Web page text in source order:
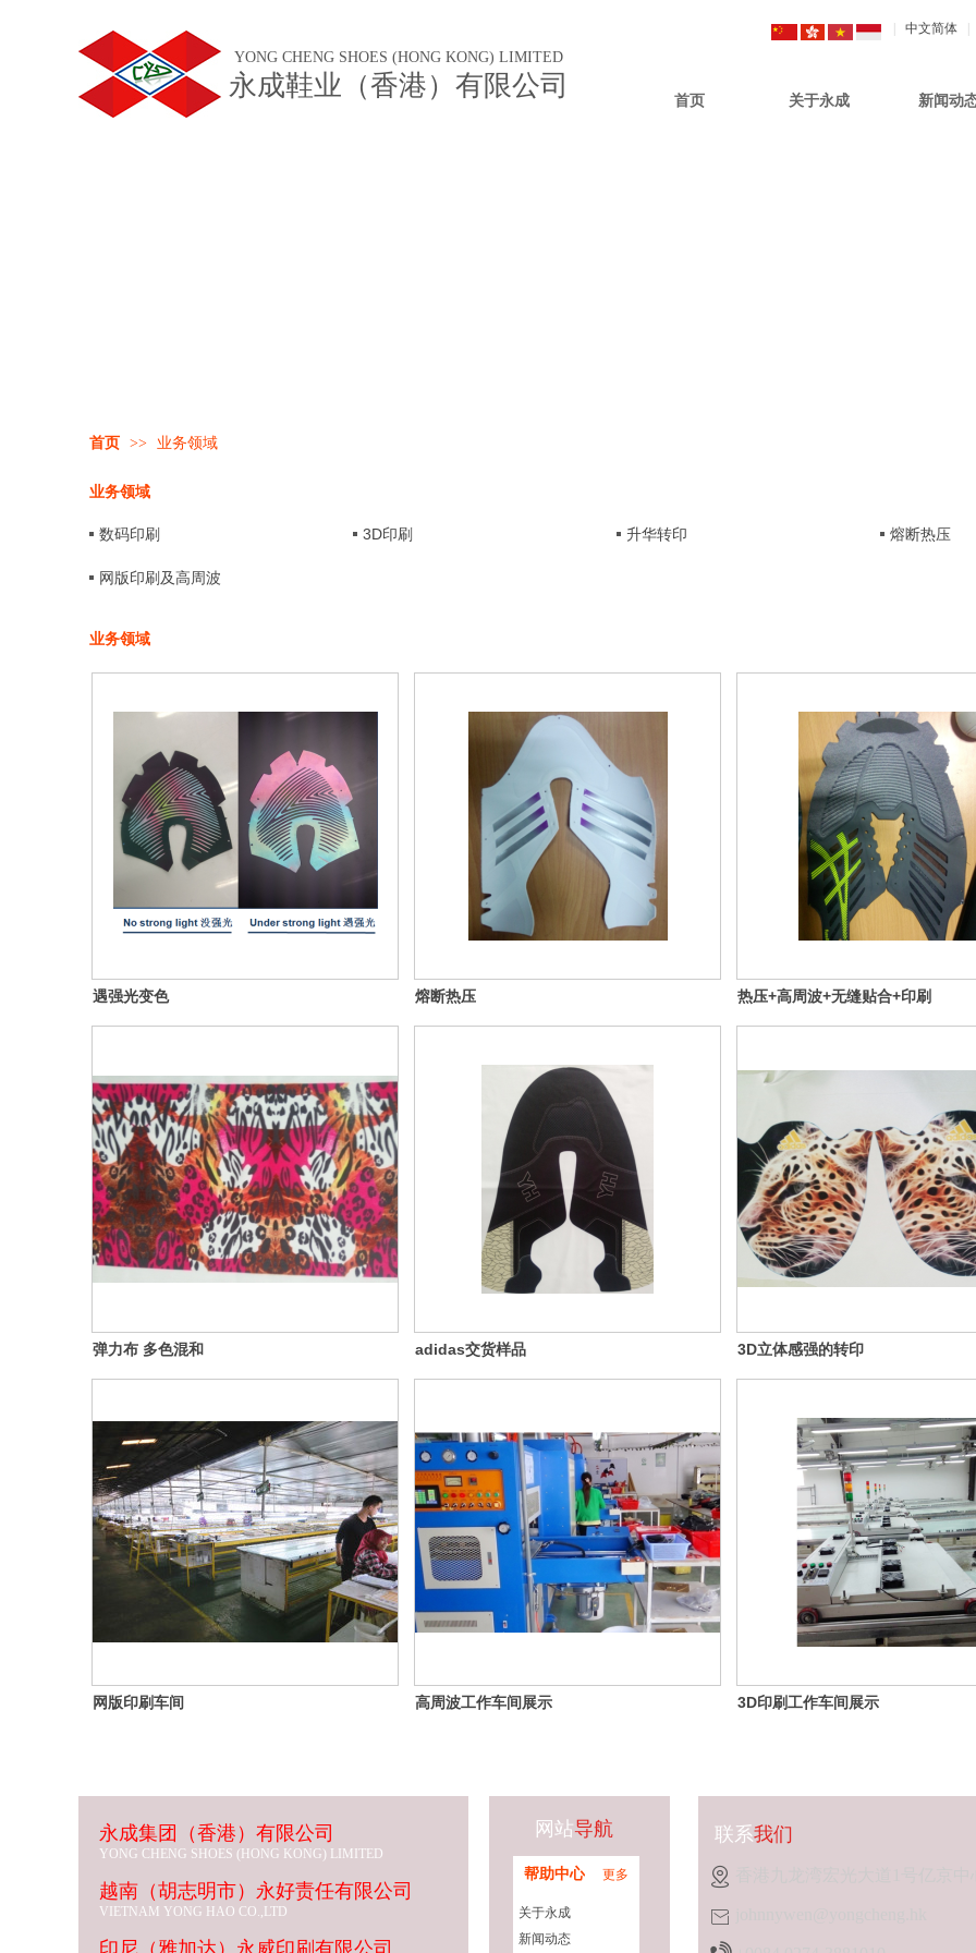
中文简体
YONG CHENG SHOES (HONG KONG) LIMITED
永成鞋业（香港）有限公司 首页 关于永成 新闻动
首页 >> 业务领域
业务领域
数码印刷 3D印刷 升华转印 熔断热压
网版印刷及高周波
业务领域
遇强光变色 熔断热压 热压+高周波+无缝贴合+印刷
弹力布 多色混和 adidas交货样品 3D立体感强的转印
网版印刷车间 高周波工作车间展示 3D印刷工作车间展示
永成集团（香港）有限公司
YONG CHENG SHOES (HONG KONG) LIMITED
越南（胡志明市）永好责任有限公司
VIETNAM YONG HAO CO.,LTD
印尼（雅加达）永威印刷有限公司
帮助中心 更多
关于永成
新闻动态
网站导航 联系我们